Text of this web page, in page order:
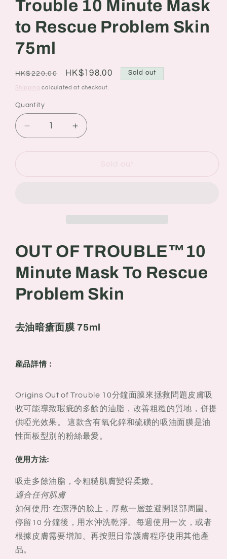
Trouble 10 Minute Mask
to Rescue Problem Skin
75ml
Regular
price
HK$220.00
Sale
price
HK$198.00 Sold out
Shipping calculated at checkout.
Quantity
Quantity
Decrease
quantity
Trouble
Minute
to
Skin
Increase
quantity
源
Trouble
Minute
to
Skin
OUT OF TROUBLE™ 10
Minute Mask To Rescue
Problem Skin
去油暗瘡面膜75ml
産品詳情：
Origins Out of Trouble 10分鐘面膜來拯救問題皮膚吸
收可能導致瑕疵的多餘的油脂，改善粗糙的質地，併提
供啞光效果。 這款含有氧化鋅和硫磺的吸油面膜是油
性面板型別的粉絲最愛。
使用方法:
吸走多餘油脂，令粗糙肌膚變得柔嫩。
適合任何肌膚
如何使用: 在潔淨的臉上，厚敷一層並避開眼部周圍。
停留10 分鐘後，用水沖洗乾淨。每週使用一次，或者
根據皮膚需要增加。再按照日常護膚程序使用其他產
品。